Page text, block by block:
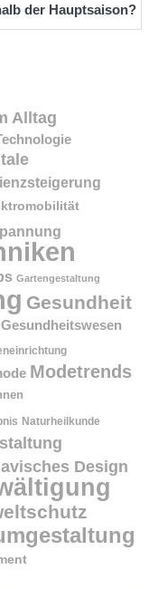
der Hauptsaison?
Alltag
Gartengestaltung
Gesundheit
Gesundheitswesen
Modetrends
Naturheilkunde
Design